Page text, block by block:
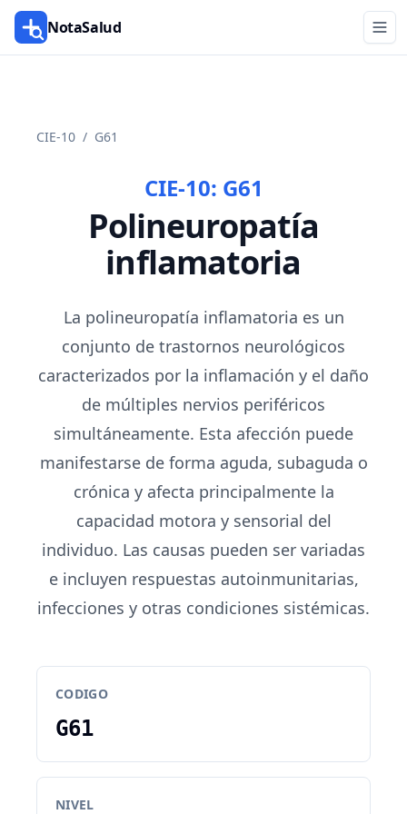
NotaSalud
CIE-10 / G61
CIE-10: G61
Polineuropatía
inflamatoria
La polineuropatía inflamatoria es un
conjunto de trastornos neurológicos
caracterizados por la inflamación y el daño
de múltiples nervios periféricos
simultáneamente. Esta afección puede
manifestarse de forma aguda, subaguda o
crónica y afecta principalmente la
capacidad motora y sensorial del
individuo. Las causas pueden ser variadas
e incluyen respuestas autoinmunitarias,
infecciones y otras condiciones sistémicas.
CODIGO
G61
NIVEL